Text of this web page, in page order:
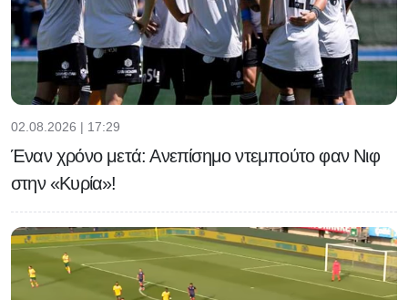
02.08.2026 | 17:29
Έναν χρόνο μετά: Ανεπίσημο ντεμπούτο φαν Νιφ
στην «Κυρία»!